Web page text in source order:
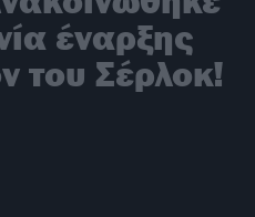
έναρξης
του Σέρλοκ!